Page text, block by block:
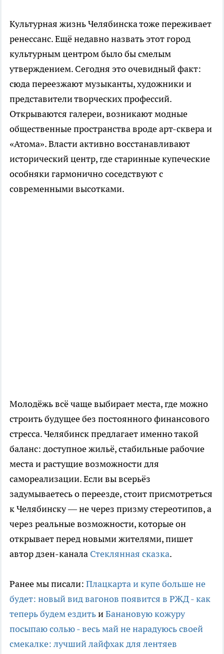
Культурная жизнь Челябинска тоже переживает
ренессанс. Ещё недавно назвать этот город
культурным центром было бы смелым
утверждением. Сегодня это очевидный факт:
сюда переезжают музыканты, художники и
представители творческих профессий.
Открываются галереи, возникают модные
общественные пространства вроде арт-сквера и
«Атома». Власти активно восстанавливают
исторический центр, где старинные купеческие
особняки гармонично соседствуют с
современными высотками.
Молодёжь всё чаще выбирает места, где можно
строить будущее без постоянного финансового
стресса. Челябинск предлагает именно такой
баланс: доступное жильё, стабильные рабочие
места и растущие возможности для
самореализации. Если вы всерьёз
задумываетесь о переезде, стоит присмотреться
к Челябинску — не через призму стереотипов, а
через реальные возможности, которые он
открывает перед новыми жителями, пишет
автор дзен-канала Стеклянная сказка.
Ранее мы писали: Плацкарта и купе больше не
будет: новый вид вагонов появится в РЖД - как
теперь будем ездитьиБанановую кожуру
посыпаю солью - весь май не нарадуюсь своей
смекалке: лучший лайфхак для лентяев